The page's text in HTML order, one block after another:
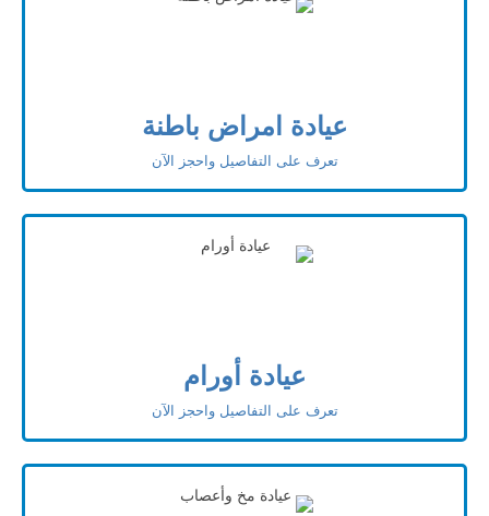
عيادة امراض باطنة
تعرف على التفاصيل واحجز الآن
عيادة أورام
تعرف على التفاصيل واحجز الآن